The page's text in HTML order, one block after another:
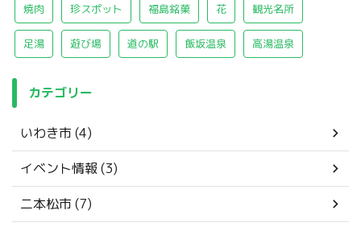
焼肉 珍スポット 福島銘菓 花 観光名所
足湯 遊び場 道の駅 飯坂温泉 高湯温泉
カテゴリー
いわき市 (4)
イベント情報 (3)
二本松市 (7)